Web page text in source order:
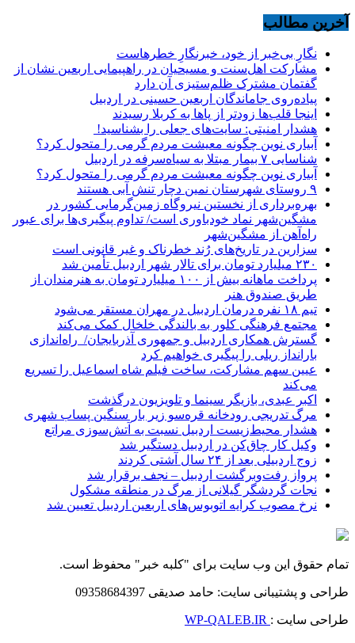
آخرین مطالب
نگارِ بی‌خبر از خود، خبرنگارِ خطرهاست
مشارکت اهل‌سنت و مسیحیان در راهپیمایی اربعین نشان از
گفتمان مشترک ظلم‌ستیزی آن دارد
پیاده‌روی جاماندگان اربعین حسینی در اردبیل
اینجا قلب‌ها زودتر از پاها به کربلا رسیدند
هشدار امنیتی: سایت‌های جعلی را بشناسید!
آبیاری نوین چگونه معیشت مردم گرمی را متحول کرد؟
شناسایی ۷ بیمار مبتلا به سیاه‌سرفه در اردبیل
آبیاری نوین چگونه معیشت مردم گرمی را متحول کرد؟
۹ روستای شهرستان نمین دچار تنش آبی هستند
بهره‌برداری از نخستین نیروگاه زمین‌گرمایی کشور در
مشگین‌شهر نماد خودباوری است/ تداوم پیگیری‌ها برای عبور
راه‌آهن از مشگین‌شهر
سزارین در تاریخ‌های رُند خطرناک و غیر قانونی است
۲۳۰ میلیارد تومان برای تالار شهر اردبیل تأمین شد
پرداخت ماهانه بیش از ۱۰۰ میلیارد تومان به هنرمندان از
طریق صندوق هنر
تیم ۱۸ نفره درمان اردبیل در مهران مستقر می‌شود
مجتمع فرهنگی کلور به بالندگی خلخال کمک می‌کند
گسترش همکاری اردبیل و جمهوری آذربایجان/ راه‌اندازی
بارانداز ریلی را پیگیری خواهیم کرد
عیین سهم مشارکت، ساخت فیلم شاه‌ اسماعیل را تسریع
می‌کند
اکبر عبدی، بازیگر سینما و تلویزیون درگذشت
مرگ تدریجی رودخانه قره‌سو زیر بار سنگین پساب شهری
هشدار محیط‌زیست اردبیل نسبت به آتش‌سوزی مراتع
وکیل کار چاق‌کن در اردبیل دستگیر شد
زوج اردبیلی بعد از ۲۴ سال آشتی کردند
پرواز رفت‌وبرگشت اردبیل – نجف برقرار شد
نجات گردشگر گیلانی از مرگ در منطقه مشکول
نرخ مصوب کرایه اتوبوس‌های اربعین اردبیل تعیین شد
تمام حقوق این وب سایت برای "کلبه خبر" محفوظ است.
طراحی و پشتیبانی سایت: حامد صدیقی 09358684397
طراحی سایت :